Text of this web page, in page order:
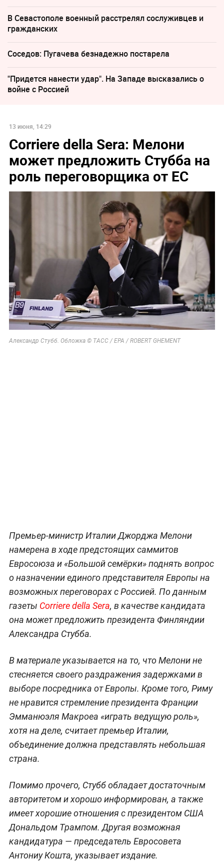
В Севастополе военный расстрелял сослуживцев и
гражданских
Соседов: Пугачева безнадежно постарела
"Придется нанести удар". На Западе высказались о
войне с Россией
13 июня, 14:29
Corriere della Sera: Мелони
может предложить Стубба на
роль переговорщика от ЕС
Александр Стубб. Обложка © ТАСС / EPA / ROBERT GHEMENT
Премьер-министр Италии Джорджа Мелони
намерена в ходе предстоящих саммитов
Евросоюза и «Большой семёрки» поднять вопрос
о назначении единого представителя Европы на
возможных переговорах с Россией. По данным
газеты Corriere della Sera, в качестве кандидата
она может предложить президента Финляндии
Александра Стубба.
В материале указывается на то, что Мелони не
стесняется своего раздражения задержками в
выборе посредника от Европы. Кроме того, Риму
не нравится стремление президента Франции
Эмманюэля Макроеа «играть ведущую роль»,
хотя на деле, считает премьер Италии,
объединение должна представлять небольшая
страна.
Помимо прочего, Стубб обладает достаточным
авторитетом и хорошо информирован, а также
имеет хорошие отношения с президентом США
Дональдом Трампом. Другая возможная
кандидатура — председатель Евросовета
Антониу Кошта, указывает издание.